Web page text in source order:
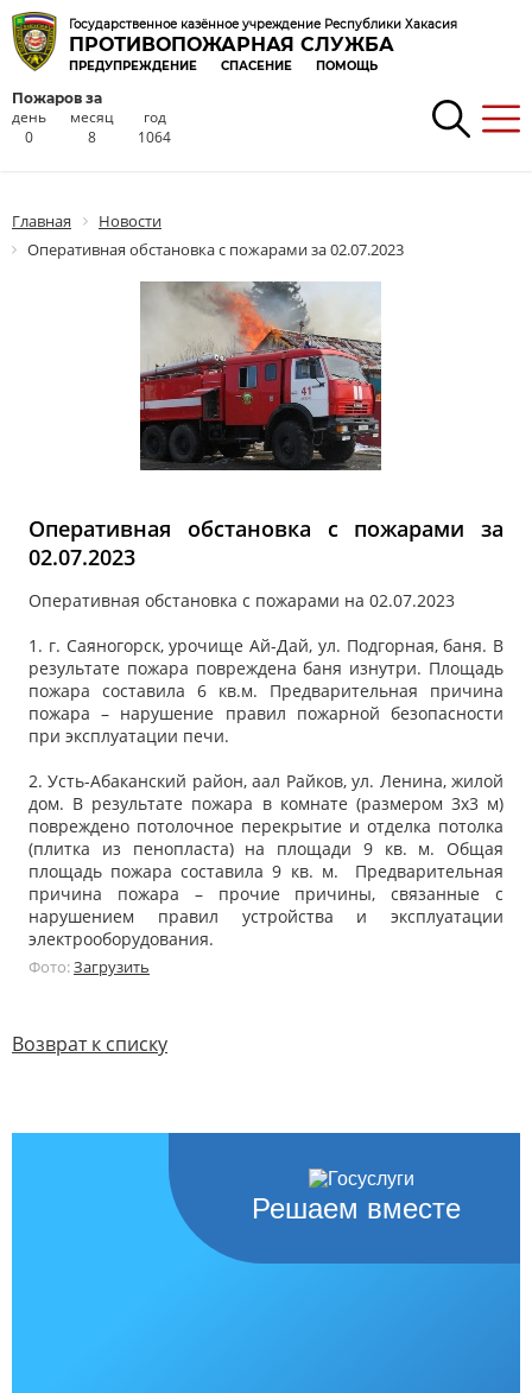
Государственное казённое учреждение Республики Хакасия
ПРОТИВОПОЖАРНАЯ СЛУЖБА
ПРЕДУПРЕЖДЕНИЕ СПАСЕНИЕ ПОМОЩЬ
Пожаров за
день
0
месяц
8
год
1064
Главная
Новости
Оперативная обстановка с пожарами за 02.07.2023
Оперативная обстановка с пожарами за
02.07.2023
Оперативная обстановка с пожарами на 02.07.2023
1. г. Саяногорск, урочище Ай-Дай, ул. Подгорная, баня. В
результате пожара повреждена баня изнутри. Площадь
пожара составила 6 кв.м. Предварительная причина
пожара – нарушение правил пожарной безопасности
при эксплуатации печи.
2. Усть-Абаканский район, аал Райков, ул. Ленина, жилой
дом. В результате пожара в комнате (размером 3х3 м)
повреждено потолочное перекрытие и отделка потолка
(плитка из пенопласта) на площади 9 кв. м. Общая
площадь пожара составила 9 кв. м. Предварительная
причина пожара – прочие причины, связанные с
нарушением правил устройства и эксплуатации
электрооборудования.
Фото:Загрузить
Возврат к списку
Решаем вместе